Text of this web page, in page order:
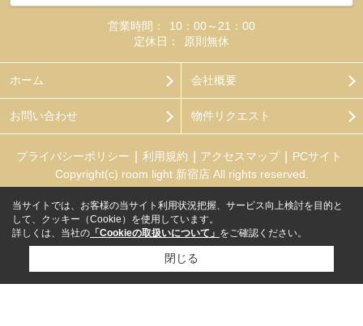
営業時間：
10：00～21：00
定休日：
原則無休
ホーム 会社概要
お問い合わせ 物件リクエスト
プライバシーポリシー 利用規約 アクセスマップ
PCサイト
Copyright(c) room light 新宿店 All rights reserved.
当サイトでは、お客様の当サイト利用状況把握、サービス向上検討を目的と
して、クッキー（Cookie）を使用しています。
詳しくは、当社の 「Cookieの取扱いについて」 をご確認ください。
閉じる